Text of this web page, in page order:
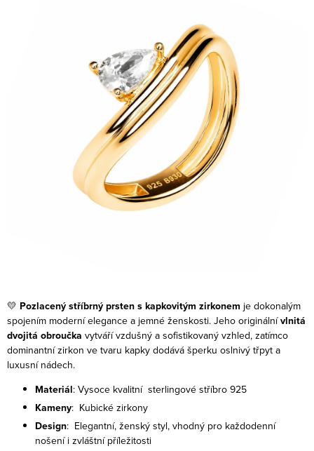
💛 Pozlacený stříbrný prsten s kapkovitým zirkonem je dokonalým
spojením moderní elegance a jemné ženskosti. Jeho originálnívlnitá
dvojitá obroučka vytváří vzdušný a sofistikovaný vzhled, zatímco
dominantní zirkon ve tvaru kapky dodává šperku oslnivý třpyt a
luxusní nádech.
Materiál: Vysoce kvalitní sterlingové stříbro 925
Kameny: Kubické zirkony
Design: Elegantní, ženský styl, vhodný pro každodenní
nošení i zvláštní příležitosti